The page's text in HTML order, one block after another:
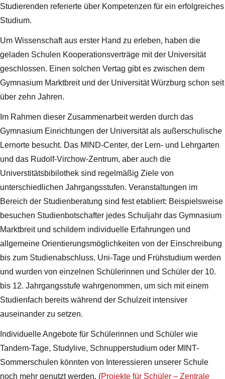
Studierenden referierte über Kompetenzen für ein erfolgreiches
Studium.
Um Wissenschaft aus erster Hand zu erleben, haben die
geladen Schulen Kooperationsverträge mit der Universität
geschlossen. Einen solchen Vertag gibt es zwischen dem
Gymnasium Marktbreit und der Universität Würzburg schon seit
über zehn Jahren.
Im Rahmen dieser Zusammenarbeit werden durch das
Gymnasium Einrichtungen der Universität als außerschulische
Lernorte besucht. Das MIND-Center, der Lern- und Lehrgarten
und das Rudolf-Virchow-Zentrum, aber auch die
Universtitätsbibilothek sind regelmäßig Ziele von
unterschiedlichen Jahrgangsstufen. Veranstaltungen im
Bereich der Studienberatung sind fest etabliert: Beispielsweise
besuchen Studienbotschafter jedes Schuljahr das Gymnasium
Marktbreit und schildern individuelle Erfahrungen und
allgemeine Orientierungsmöglichkeiten von der Einschreibung
bis zum Studienabschluss. Uni-Tage und Frühstudium werden
und wurden von einzelnen Schülerinnen und Schüler der 10.
bis 12. Jahrgangsstufe wahrgenommen, um sich mit einem
Studienfach bereits während der Schulzeit intensiver
auseinander zu setzen.
Individuelle Angebote für Schülerinnen und Schüler wie
Tandem-Tage, Studylive, Schnupperstudium oder MINT-
Sommerschulen könnten von Interessieren unserer Schule
noch mehr genutzt werden. (Projekte für Schüler – Zentrale